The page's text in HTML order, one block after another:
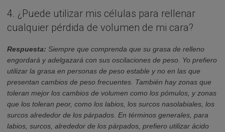
4. ¿Puede utilizar mis células para rellenar
cualquier pérdida de volumen de mi cara?
Respuesta: Siempre que comprenda que su grasa de relleno
engordará y adelgazará con sus oscilaciones de peso. Yo prefiero
utilizar la grasa en personas de peso estable y no en las que
presentan cambios de peso frecuentes. También hay zonas que
toleran mejor los cambios de volumen como los pómulos, y zonas
que los toleran peor, como los labios, los surcos nasolabiales, los
surcos alrededor de los párpados. En términos generales, para
labios, surcos, alrededor de los párpados, prefiero utilizar ácido